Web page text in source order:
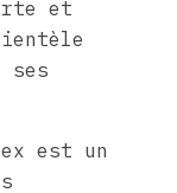
et
est un